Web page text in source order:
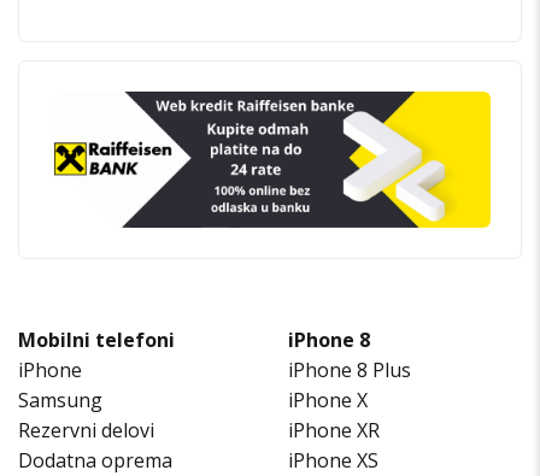
Mobilni telefoni
iPhone
Samsung
Rezervni delovi
Dodatna oprema
iPhone 8
iPhone 8 Plus
iPhone X
iPhone XR
iPhone XS